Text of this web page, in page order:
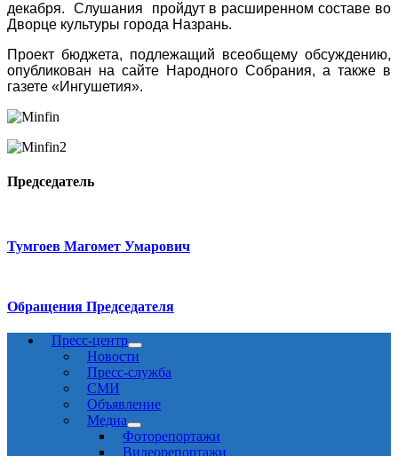
декабря. Слушания пройдут в расширенном составе во
Дворце культуры города Назрань.
Проект бюджета, подлежащий всеобщему обсуждению,
опубликован на сайте Народного Собрания, а также в
газете «Ингушетия».
Председатель
Тумгоев Магомет Умарович
Обращения Председателя
Пресс-центр
Новости
Пресс-служба
СМИ
Объявление
Медиа
Фоторепортажи
Видеорепортажи